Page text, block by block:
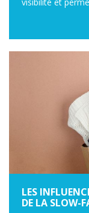
LES
DE LA SLOW-